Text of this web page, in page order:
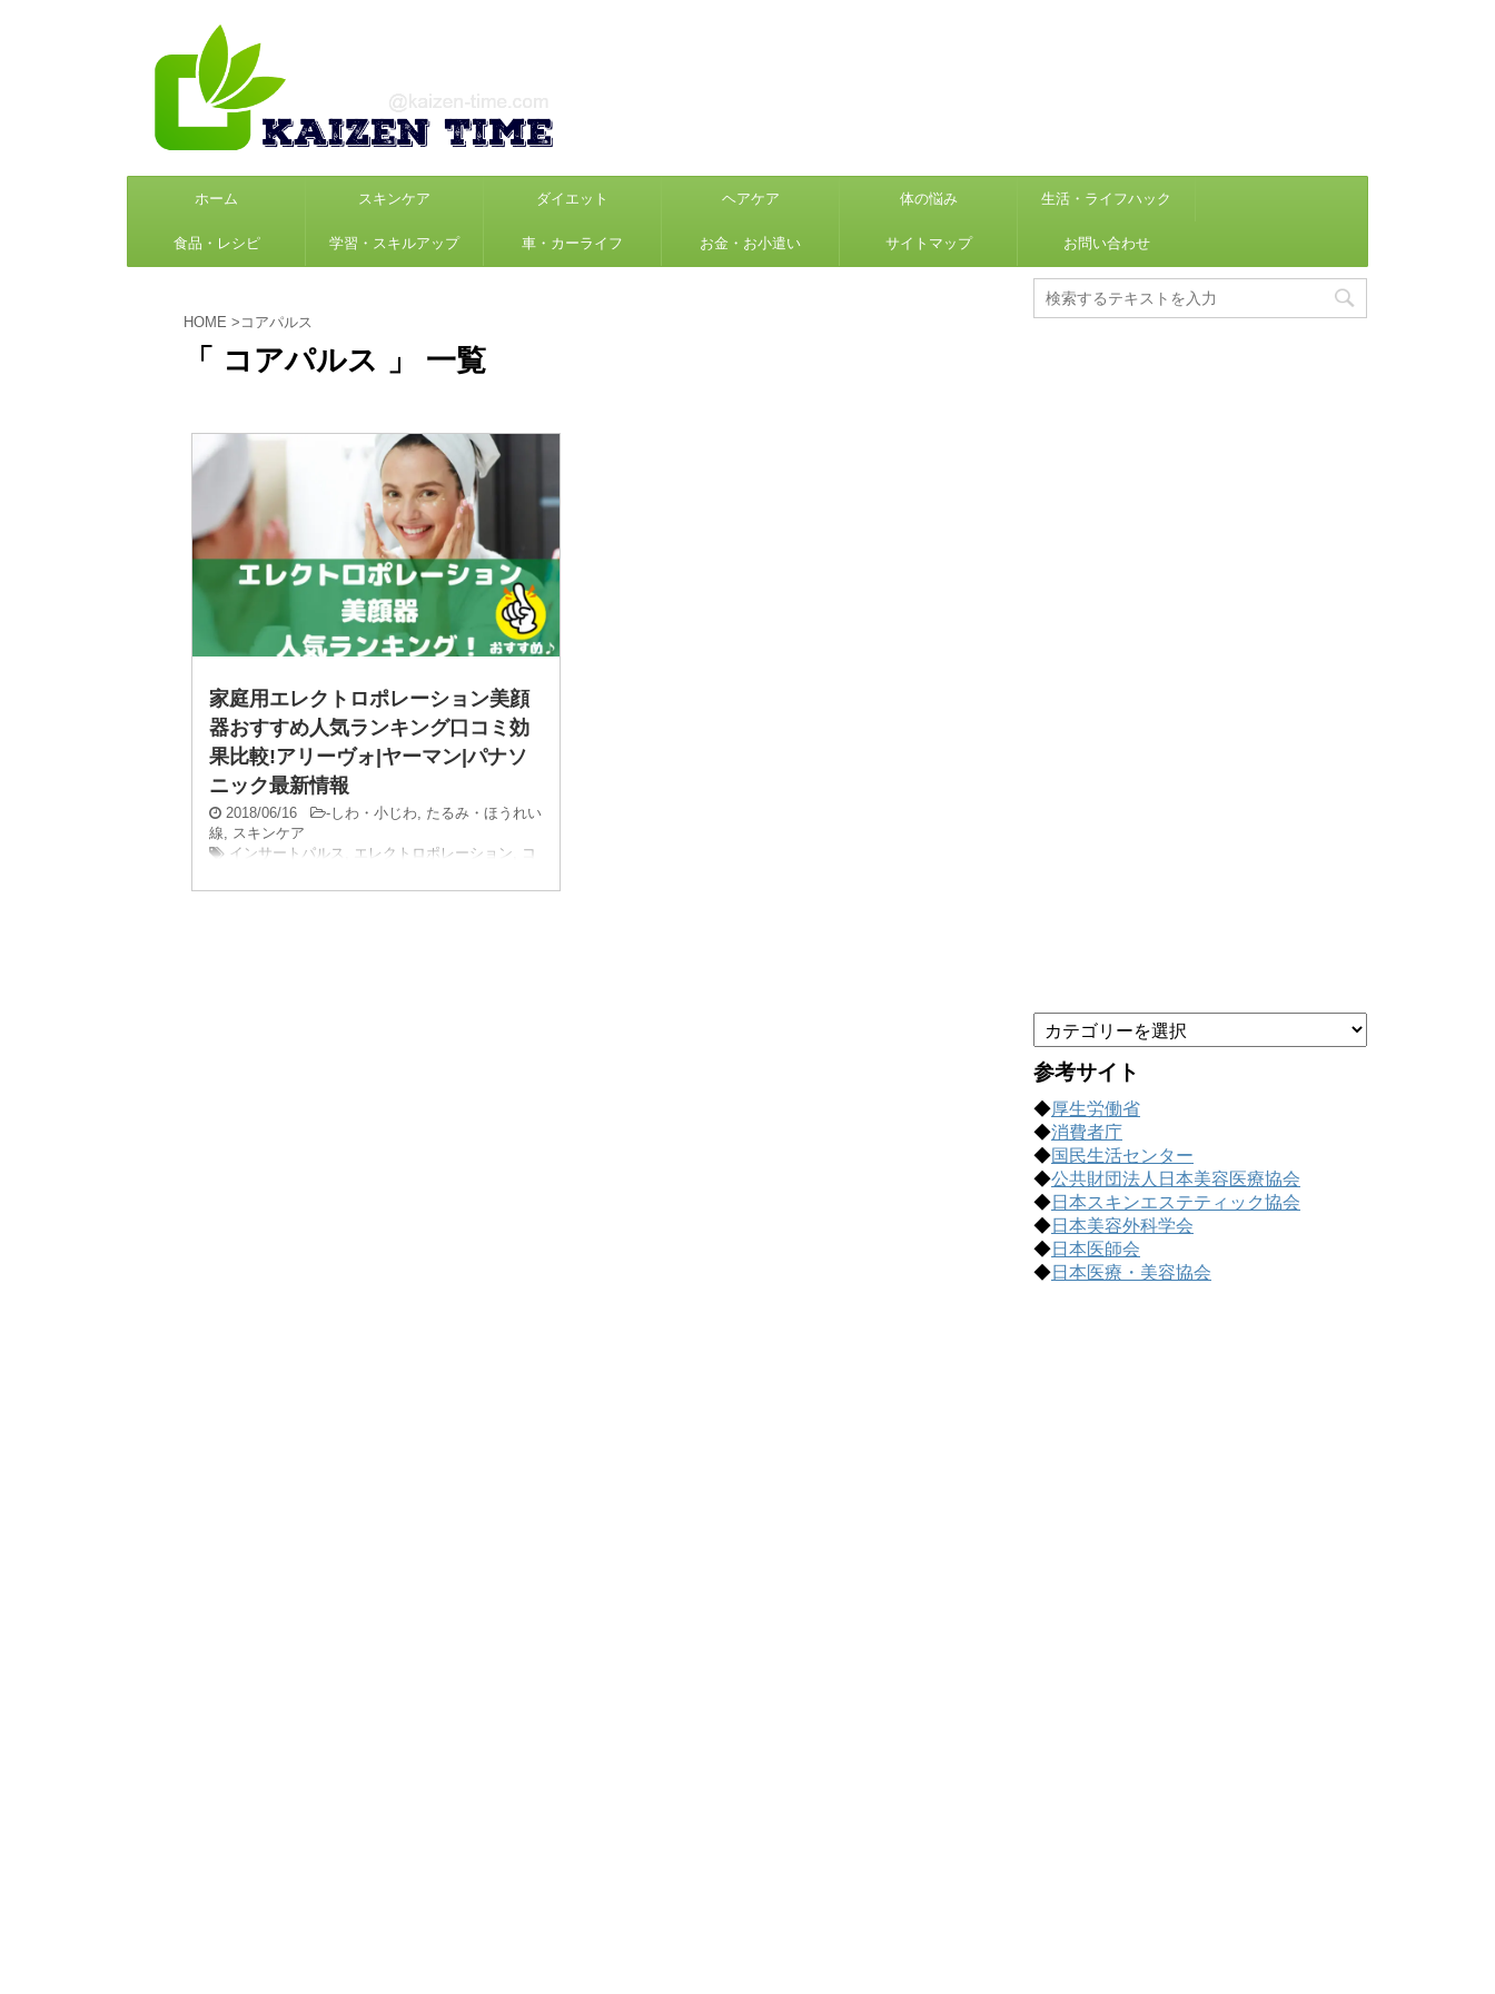
ホーム スキンケア ダイエット ヘアケア 体の悩み 生活・ライフハック
食品・レシピ 学習・スキルアップ 車・カーライフ お金・お小遣い サイトマップ お問い合わせ
HOME > コアパルス
「 コアパルス 」 一覧
家庭用エレクトロポレーション美顔
器おすすめ人気ランキング口コミ効
果比較!アリーヴォ|ヤーマン|パナソ
ニック最新情報
2018/06/16 -しわ・小じわ, たるみ・ほうれい
線, スキンケア
インサートパルス
エレクトロポレーション
コ
テ
ゴ
ー
で
記
事
を
探
す
参考サイト
◆厚生労働省
◆消費者庁
◆国民生活センター
◆公共財団法人日本美容医療協会
◆日本スキンエステティック協会
◆日本美容外科学会
◆日本医師会
◆日本医療・美容協会